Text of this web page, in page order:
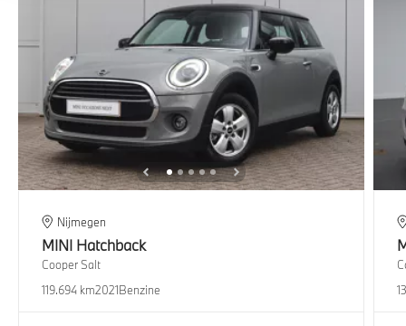
Nijmegen
MINI Hatchback
Cooper Salt
119.694 km2021Benzine